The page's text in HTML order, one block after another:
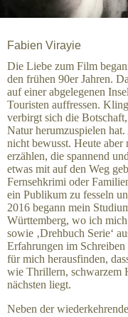
Fabien Virayie
Die Liebe zum Film
den frühen 90er Jahren.
auf einer abgelegenen
Touristen auffressen.
verbirgt sich die
Natur herumzuspielen
nicht bewusst. Heute aber
erzählen, die spannend
etwas mit auf den Weg
Fernsehkrimi oder
ein Publikum zu fesseln
2016 begann mein
Württemberg, wo ich
sowie ‚Drehbuch Serie‘
Erfahrungen im
für mich herausfinden,
wie Thrillern, schwarzem
nächsten liegt.
Neben der